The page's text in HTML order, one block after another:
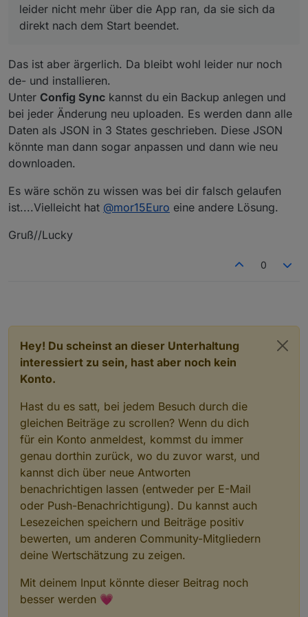
leider nicht mehr über die App ran, da sie sich da
direkt nach dem Start beendet.
Das ist aber ärgerlich. Da bleibt wohl leider nur noch
de- und installieren.
Unter Config Sync kannst du ein Backup anlegen und
bei jeder Änderung neu uploaden. Es werden dann alle
Daten als JSON in 3 States geschrieben. Diese JSON
könnte man dann sogar anpassen und dann wie neu
downloaden.
Es wäre schön zu wissen was bei dir falsch gelaufen
ist....Vielleicht hat @mor15Euro eine andere Lösung.
Gruß//Lucky
0
Hey! Du scheinst an dieser Unterhaltung
interessiert zu sein, hast aber noch kein
Konto.
Hast du es satt, bei jedem Besuch durch die
gleichen Beiträge zu scrollen? Wenn du dich
für ein Konto anmeldest, kommst du immer
genau dorthin zurück, wo du zuvor warst, und
kannst dich über neue Antworten
benachrichtigen lassen (entweder per E-Mail
oder Push-Benachrichtigung). Du kannst auch
Lesezeichen speichern und Beiträge positiv
bewerten, um anderen Community-Mitgliedern
deine Wertschätzung zu zeigen.
Mit deinem Input könnte dieser Beitrag noch
besser werden 💗